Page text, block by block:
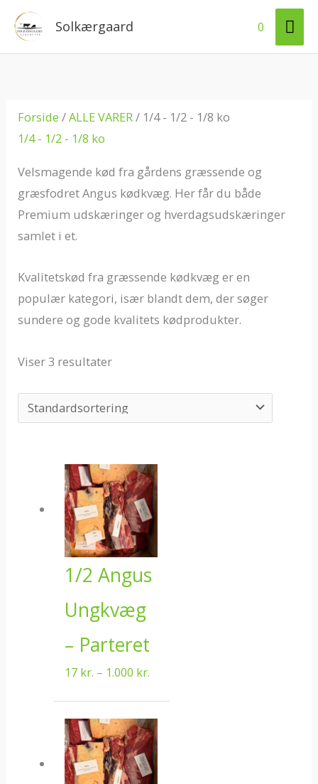
indholdet
Solkærgaard 0
Forside /ALLE VARER/ 1/4 - 1/2 - 1/8 ko
1/4 - 1/2 - 1/8 ko
Velsmagende kød fra gårdens græssende og
græsfodret Angus kødkvæg. Her får du både
Premium udskæringer og hverdagsudskæringer
samlet i et.
Kvalitetskød fra græssende kødkvæg er en
populær kategori, især blandt dem, der søger
sundere og gode kvalitets kødprodukter.
Viser 3 resultater
1/2 Angus
Ungkvæg
– Parteret
17 kr. – 1.000 kr.
17 kr.
til
1.000 kr.
17 kr.
til
1.000 kr.